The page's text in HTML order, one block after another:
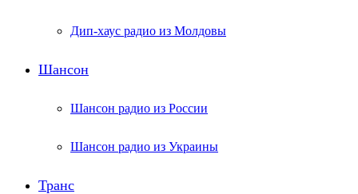
Дип-хаус радио из Молдовы
Шансон
Шансон радио из России
Шансон радио из Украины
Транс